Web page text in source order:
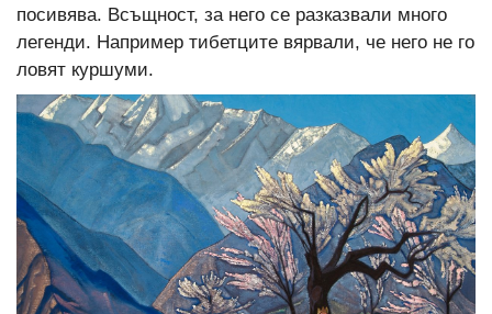
посивява. Всъщност, за него се разказвали много
легенди. Например тибетците вярвали, че него не го
ловят куршуми.